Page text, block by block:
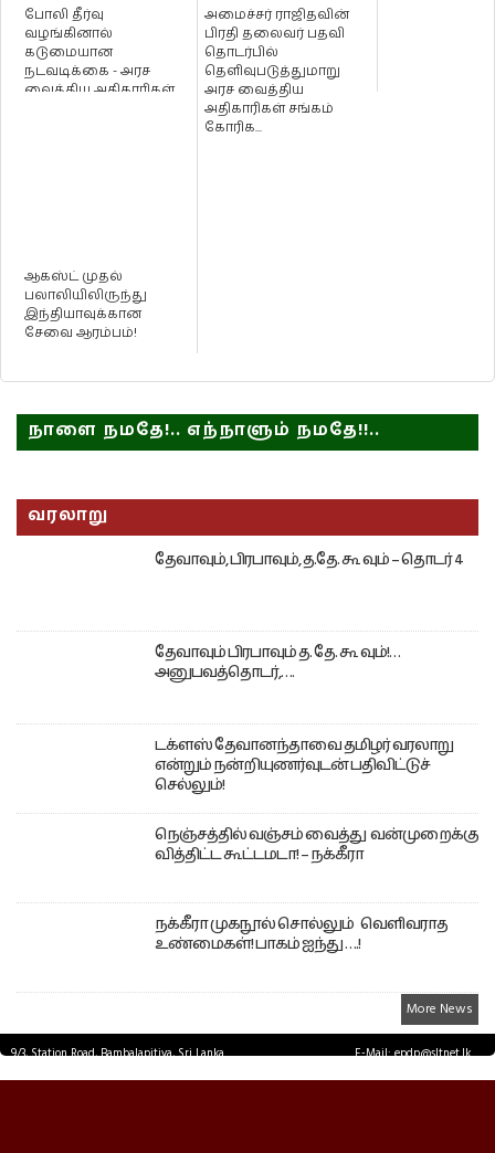
போலி தீர்வு
வழங்கினால்
கடுமையான
நடவடிக்கை - அரச
வைத்திய அதிகாரிகள்
அமைச்சர் ராஜிதவின்
பிரதி தலைவர் பதவி
தொடர்பில்
தெளிவுபடுத்துமாறு
அரச வைத்திய
அதிகாரிகள் சங்கம்
கோரிக...
ஆகஸ்ட் முதல்
பலாலியிலிருந்து
இந்தியாவுக்கான
சேவை ஆரம்பம்!
நாளை நமதே!.. எந்நாளும் நமதே!!..
வரலாறு
தேவாவும், பிரபாவும், த.தே. கூ வும் – தொடர் 4
தேவாவும் பிரபாவும் த. தே. கூ வும்!…
அனுபவத்தொடர்,….
டக்ளஸ் தேவானந்தாவை தமிழர் வரலாறு
என்றும் நன்றியுணர்வுடன் பதிவிட்டுச்
செல்லும்!
நெஞ்சத்தில் வஞ்சம் வைத்து வன்முறைக்கு
வித்திட்ட கூட்டமடா! – நக்கீரா
நக்கீரா முகநூல் சொல்லும் வெளிவராத
உண்மைகள்! பாகம் ஐந்து ….!
More News
9/3, Station Road, Bambalapitiya, Sri Lanka.
E-Mail: epdp@sltnet.lk